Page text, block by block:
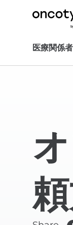
医療関係者